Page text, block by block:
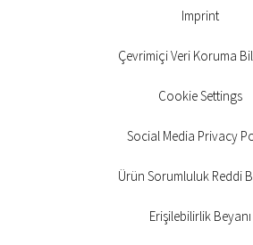
Imprint
Çevrimiçi Veri Koruma
Cookie Settings
Social Media Privacy
Ürün Sorumluluk Reddi
Erişilebilirlik Beyanı